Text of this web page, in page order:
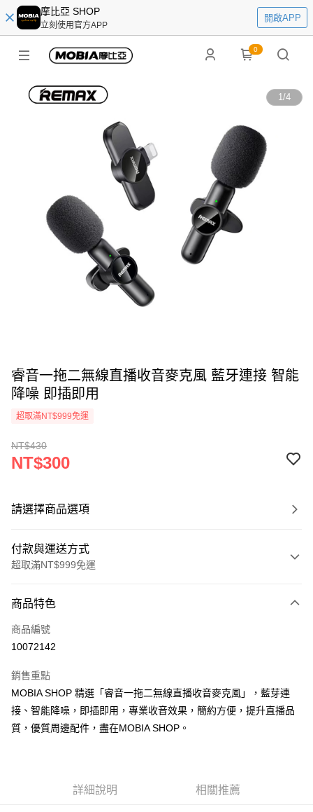
摩比亞 SHOP
立刻使用官方APP
開啟APP
0
1/4
睿音一拖二無線直播收音麥克風 藍牙連接 智能
降噪 即插即用
超取滿NT$999免運
NT$430
NT$300
請選擇商品選項
付款與運送方式
超取滿NT$999免運
信用卡一次付款
LINE Pay
街口支付
悠遊付
AFTEE先享後付是「在收到商品之後才付款」的支付方式。 讓您購物簡單
商品特色
商品編號
10072142
銷售重點
MOBIA SHOP 精選「睿音一拖二無線直播收音麥克風」，藍芽連
接、智能降噪，即插即用，專業收音效果，簡約方便，提升直播品
質，優質周邊配件，盡在MOBIA SHOP。
詳細說明 相關推薦